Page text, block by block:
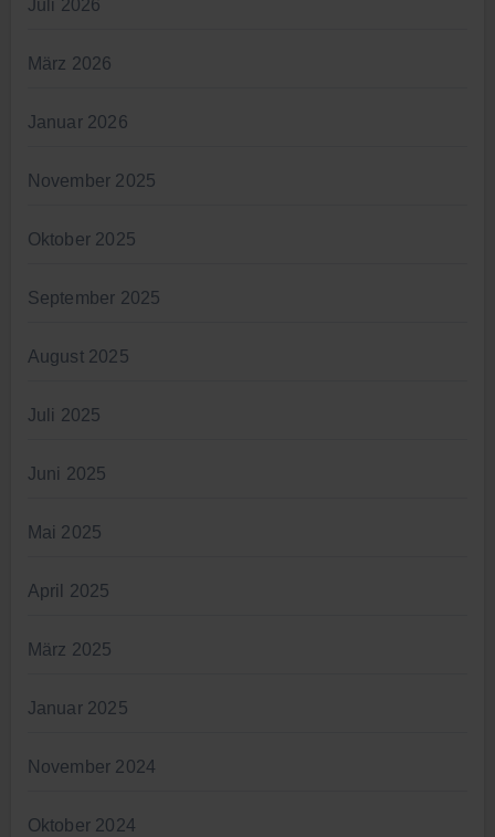
Juli 2026
März 2026
Januar 2026
November 2025
Oktober 2025
September 2025
August 2025
Juli 2025
Juni 2025
Mai 2025
April 2025
März 2025
Januar 2025
November 2024
Oktober 2024